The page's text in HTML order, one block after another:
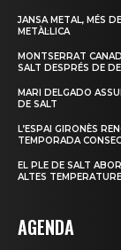
JANSA METAL, MÉS
METÀL·LICA
MONTSERRAT
SALT DESPRÉS DE
MARI DELGADO
DE SALT
L’ESPAI GIRONÈS
TEMPORADA
EL PLE DE SALT
ALTES
AGENDA